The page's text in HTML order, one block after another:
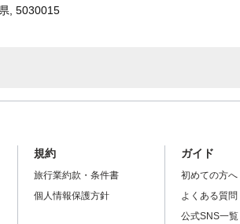
, 5030015
規約
旅行業約款・条件書
個人情報保護方針
ガイド
初めての方へ
よくある質問
公式SNS一覧